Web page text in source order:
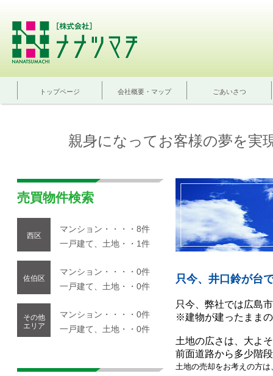
トップページ 会社概要・マップ ごあいさつ
親身になってお客様の夢を実
売買物件検索
西区
マンション・・・・8件
一戸建て、土地・・1件
佐伯区
マンション・・・・0件
一戸建て、土地・・0件
その他
エリア
マンション・・・・0件
一戸建て、土地・・0件
只今、井口鈴が台
只今、弊社では広島
※建物が建ったまま
土地の広さは、大よ
前面道路から多少階
土地の売却をお考えの方